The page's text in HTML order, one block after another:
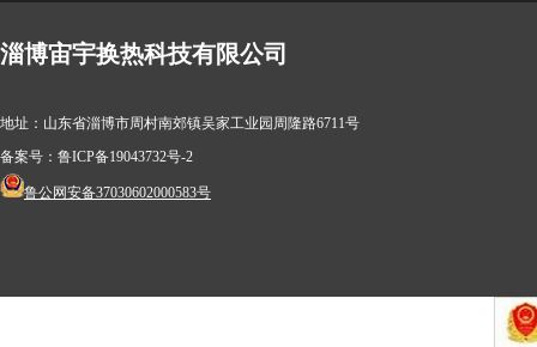
淄博宙宇换热科技有限公司
地址：山东省淄博市周村南郊镇吴家工业园周隆路6711号
备案号： 鲁ICP备19043732号-2
鲁公网安备37030602000583号